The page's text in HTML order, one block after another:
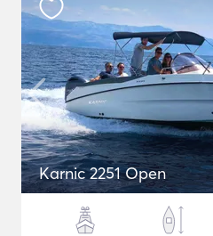
Karnic 2251 Open